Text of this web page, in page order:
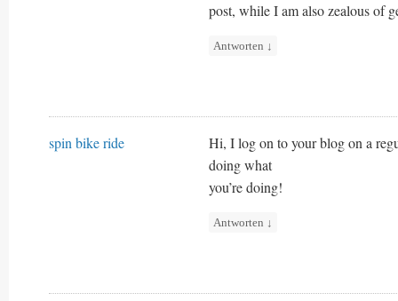
post, while I am also zealous of
Antworten ↓
spin bike ride
Hi, I log on to your blog on a
doing what
you’re doing!
Antworten ↓